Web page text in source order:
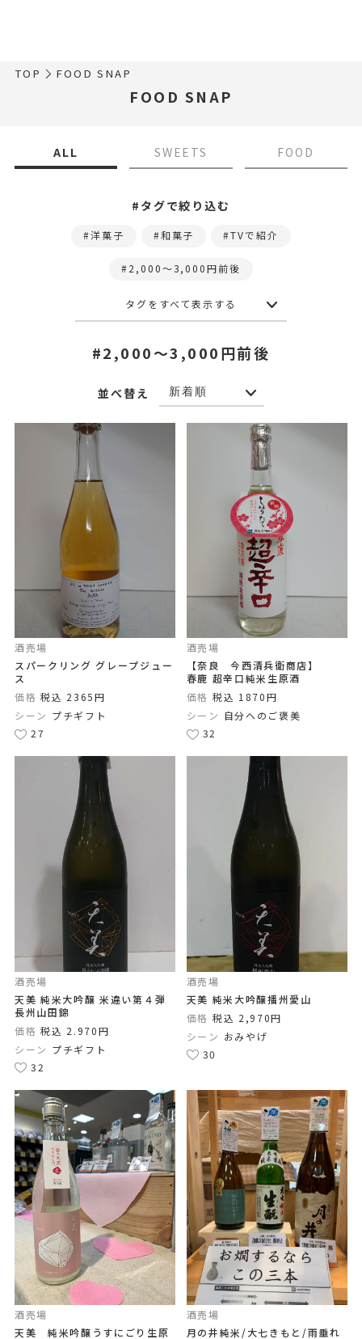
TOP FOOD SNAP
FOOD SNAP
ALL SWEETS FOOD
#タグで絞り込む
洋菓子 和菓子 TVで紹介
2,000〜3,000円前後
タグをすべて表示する
#2,000〜3,000円前後
並べ替え
酒売場
スパークリング グレープジュー
ス
価格 税込 2365円
シーン プチギフト
27
酒売場
【奈良 今西清兵衛商店】
春鹿 超辛口純米生原酒
価格
税込 1870円
シーン 自分へのご褒美
32
酒売場
天美 純米大吟醸 米違い第４弾
長州山田錦
価格
税込 2.970円
シーン プチギフト
32
酒売場
天美 純米大吟醸播州愛山
価格 税込 2,970円
シーン おみやげ
30
酒売場
天美 純米吟醸うすにごり生原
酒売場
月の井純米/大七きもと/雨垂れ